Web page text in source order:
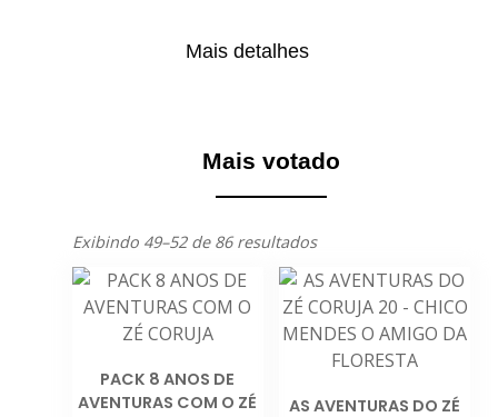
Mais detalhes
Mais votado
Exibindo 49–52 de 86 resultados
PACK 8 ANOS DE
AVENTURAS COM O ZÉ
AS AVENTURAS DO ZÉ